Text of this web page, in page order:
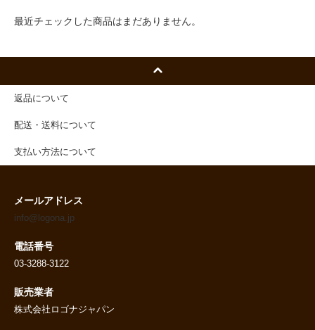
最近チェックした商品はまだありません。
返品について
配送・送料について
支払い方法について
メールアドレス
info@logona.jp
電話番号
03-3288-3122
販売業者
株式会社ロゴナジャパン